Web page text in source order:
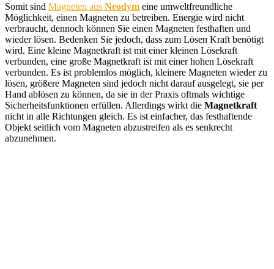
Somit sind Magneten aus Neodym eine umweltfreundliche
Möglichkeit, einen Magneten zu betreiben. Energie wird nicht
verbraucht, dennoch können Sie einen Magneten festhaften und
wieder lösen. Bedenken Sie jedoch, dass zum Lösen Kraft benötigt
wird. Eine kleine Magnetkraft ist mit einer kleinen Lösekraft
verbunden, eine große Magnetkraft ist mit einer hohen Lösekraft
verbunden. Es ist problemlos möglich, kleinere Magneten wieder zu
lösen, größere Magneten sind jedoch nicht darauf ausgelegt, sie per
Hand ablösen zu können, da sie in der Praxis oftmals wichtige
Sicherheitsfunktionen erfüllen. Allerdings wirkt die Magnetkraft
nicht in alle Richtungen gleich. Es ist einfacher, das festhaftende
Objekt seitlich vom Magneten abzustreifen als es senkrecht
abzunehmen.